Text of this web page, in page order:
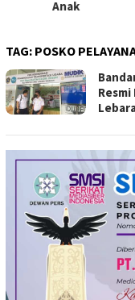
TAG: POSKO